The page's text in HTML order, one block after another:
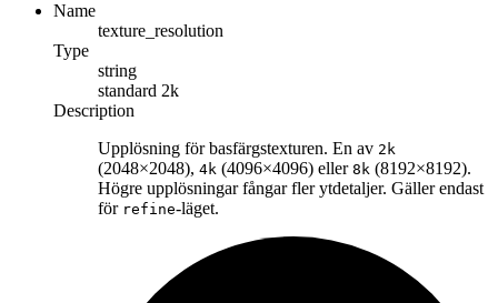
Name
texture_resolution
Type
string
standard 2k
Description
Upplösning för basfärgstexturen. En av 2k
(2048×2048), 4k (4096×4096) eller 8k (8192×8192).
Högre upplösningar fångar fler ytdetaljer. Gäller endast
för refine-läget.